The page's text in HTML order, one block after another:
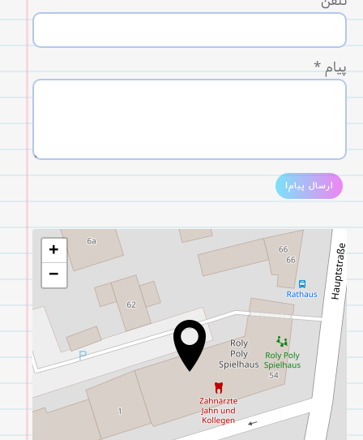
پیام*
ارسال پیام!
+
−